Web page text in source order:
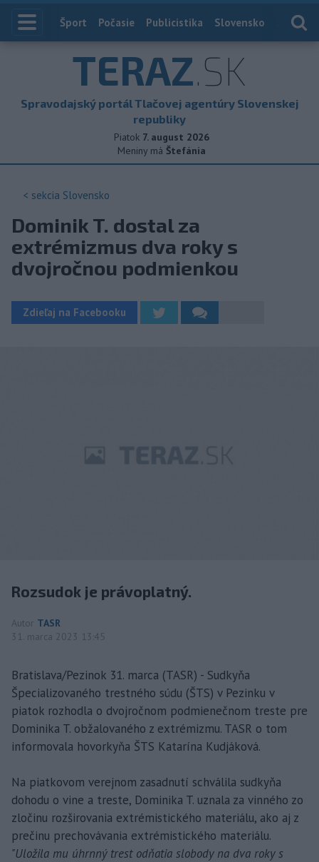
Index
Šport Počasie Publicistika Slovensko
TERAZ.SK
Spravodajský portál Tlačovej agentúry Slovenskej
republiky
Piatok 7. august 2026
Meniny má Štefánia
< sekcia Slovensko
Dominik T. dostal za
extrémizmus dva roky s
dvojročnou podmienkou
Zdieľaj na Facebooku
Rozsudok je právoplatný.
Autor TASR
31. marca 2023 13:45
Bratislava/Pezinok 31. marca (TASR) - Sudkyňa
Špecializovaného trestného súdu (ŠTS) v Pezinku v
piatok rozhodla o dvojročnom podmienečnom treste pre
Dominika T. obžalovaného z extrémizmu. TASR o tom
informovala hovorkyňa ŠTS Katarína Kudjáková.
Na piatkovom verejnom zasadnutí schválila sudkyňa
dohodu o vine a treste, Dominika T. uznala za vinného zo
zločinu rozširovania extrémistického materiálu, ako aj z
prečinu prechovávania extrémistického materiálu.
"Uložila mu úhrnný trest odňatia slobody na dva roky s